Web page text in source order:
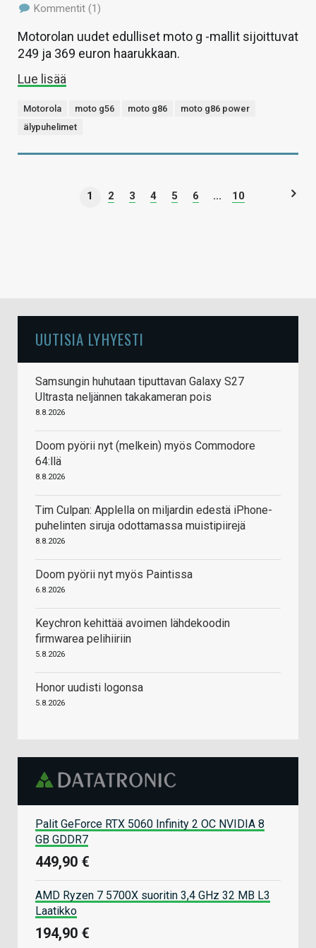
Kommentit (1)
Motorolan uudet edulliset moto g -mallit sijoittuvat
249 ja 369 euron haarukkaan.
Lue lisää
Motorola moto g56 moto g86
moto g86 power
älypuhelimet
1 2 3 4 5 6 ... 10
UUTISIA LYHYESTI
Samsungin huhutaan tiputtavan Galaxy S27
Ultrasta neljännen takakameran pois
8.8.2026
Doom pyörii nyt (melkein) myös Commodore
64:llä
8.8.2026
Tim Culpan: Applella on miljardin edestä iPhone-
puhelinten siruja odottamassa muistipiirejä
8.8.2026
Doom pyörii nyt myös Paintissa
6.8.2026
Keychron kehittää avoimen lähdekoodin
firmwarea pelihiiriin
5.8.2026
Honor uudisti logonsa
5.8.2026
Palit GeForce RTX 5060 Infinity 2 OC NVIDIA 8
GB GDDR7
449,90 €
AMD Ryzen 7 5700X suoritin 3,4 GHz 32 MB L3
Laatikko
194,90 €